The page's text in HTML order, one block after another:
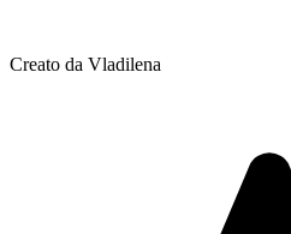
Creato da Vladilena